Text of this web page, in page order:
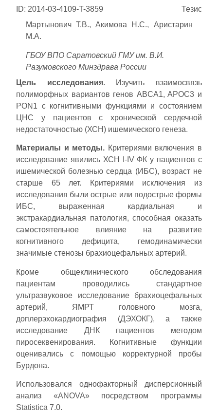
ID: 2014-03-4109-T-3859
Тезис
Мартынович Т.В., Акимова Н.С., Аристарин
М.А.
ГБОУ ВПО Саратовский ГМУ им. В.И.
Разумовского Минздрава России
Цель исследования. Изучить взаимосвязь
полиморфных вариантов генов ABCA1, APOC3 и
PON1 с когнитивными функциями и состоянием
ЦНС у пациентов с хронической сердечной
недостаточностью (ХСН) ишемического генеза.
Материалы и методы. Критериями включения в
исследование явились ХСН I-IV ФК у пациентов с
ишемической болезнью сердца (ИБС), возраст не
старше 65 лет. Критериями исключения из
исследования были острые или подострые формы
ИБС, выраженная кардиальная и
экстракардиальная патология, способная оказать
самостоятельное влияние на развитие
когнитивного дефицита, гемодинамически
значимые стенозы брахиоцефальных артерий.
Кроме общеклинического обследования
пациентам проводились стандартное
ультразвуковое исследование брахиоцефальных
артерий, ЯМРТ головного мозга,
доплерэхокардиография (ДЭХОКГ), а также
исследование ДНК пациентов методом
пиросеквенирования. Когнитивные функции
оценивались с помощью корректурной пробы
Бурдона.
Использовался однофакторный дисперсионный
анализ «ANOVA» посредством программы
Statistica 7.0.